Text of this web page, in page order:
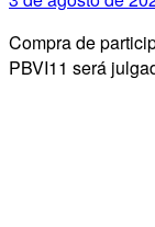
Compra de
PBVI11 será